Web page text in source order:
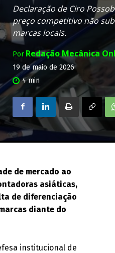
Declaração de Ciro
preço competitivo não
marcas locais.
Por Redação Mecânica
19 de maio de 2026
4min
de mercado ao
asiáticas,
de diferenciação
diante do
institucional de